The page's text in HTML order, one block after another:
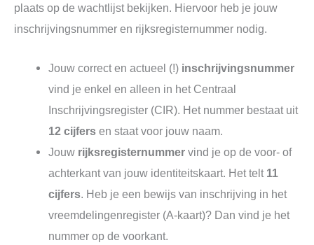
plaats op de wachtlijst bekijken. Hiervoor heb je jouw
inschrijvingsnummer en rijksregisternummer nodig.
Jouw correct en actueel (!) inschrijvingsnummer
vind je enkel en alleen in het Centraal
Inschrijvingsregister (CIR). Het nummer bestaat uit
12 cijfers en staat voor jouw naam.
Jouw rijksregisternummer vind je op de voor- of
achterkant van jouw identiteitskaart. Het telt 11
cijfers. Heb je een bewijs van inschrijving in het
vreemdelingenregister (A-kaart)? Dan vind je het
nummer op de voorkant.